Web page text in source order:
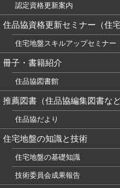
認定資格更新案内
住品協資格更新セミナー（住
住宅地盤スキルアップセミナー
冊子・書籍紹介
住品協図書館
推薦図書（住品協編集図書など
住品協だより
住宅地盤の知識と技術
住宅地盤の基礎知識
技術委員会成果報告